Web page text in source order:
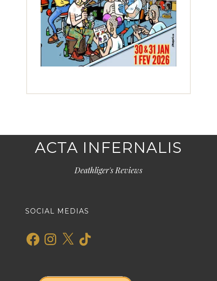
ACTA INFERNALIS
Deathliger's Reviews
SOCIAL MEDIAS
FacebookInstagram
X TikTok